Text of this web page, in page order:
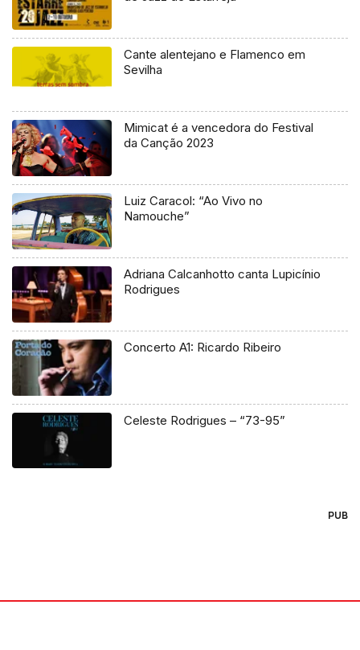
Cante alentejano e Flamenco em
Sevilha
Mimicat é a vencedora do Festival
da Canção 2023
Luiz Caracol: “Ao Vivo no
Namouche”
Adriana Calcanhotto canta Lupicínio
Rodrigues
Concerto A1: Ricardo Ribeiro
Celeste Rodrigues – “73-95”
PUB